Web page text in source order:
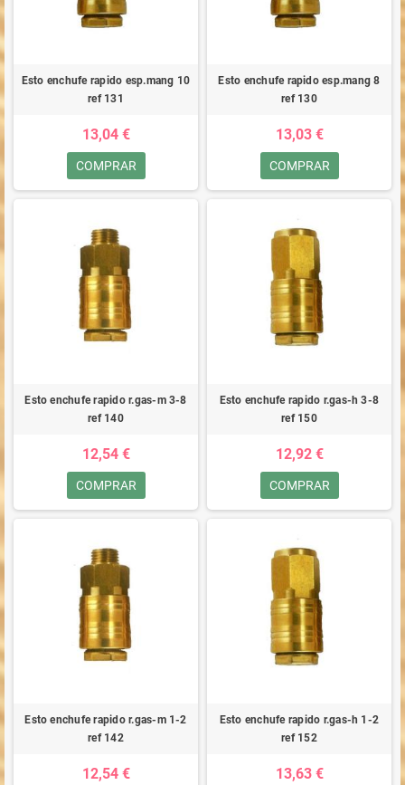
Esto enchufe rapido esp.mang 10
ref 131
13,04 €
COMPRAR
Esto enchufe rapido esp.mang 8
ref 130
13,03 €
COMPRAR
Esto enchufe rapido r.gas-m 3-8
ref 140
12,54 €
COMPRAR
Esto enchufe rapido r.gas-h 3-8
ref 150
12,92 €
COMPRAR
Esto enchufe rapido r.gas-m 1-2
ref 142
12,54 €
Esto enchufe rapido r.gas-h 1-2
ref 152
13,63 €